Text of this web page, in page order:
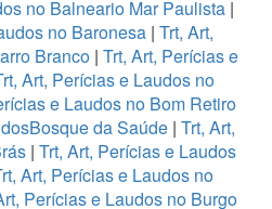
no Balneario Mar Paulista |
no Baronesa| Trt, Art,
Branco| Trt, Art, Perícias e
Art, Perícias e Laudos no
e Laudos no Bom Retiro
da Saúde | Trt, Art,
| Trt, Art, Perícias e Laudos
Art, Perícias e Laudos no
Perícias e Laudos no Burgo